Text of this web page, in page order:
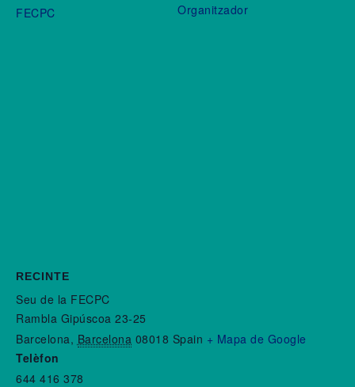
FECPC
Organitzador
RECINTE
Seu de la FECPC
Rambla Gipúscoa 23-25
Barcelona, Barcelona 08018 Spain + Mapa de Google
Telèfon
644 416 378